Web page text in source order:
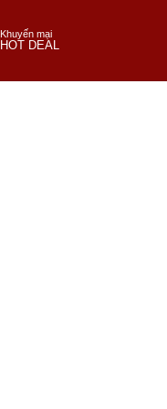
Khuyến mại
HOT DEAL